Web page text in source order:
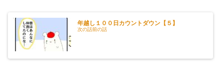
年越し１００日カウントダウン【５】
次の話前の話